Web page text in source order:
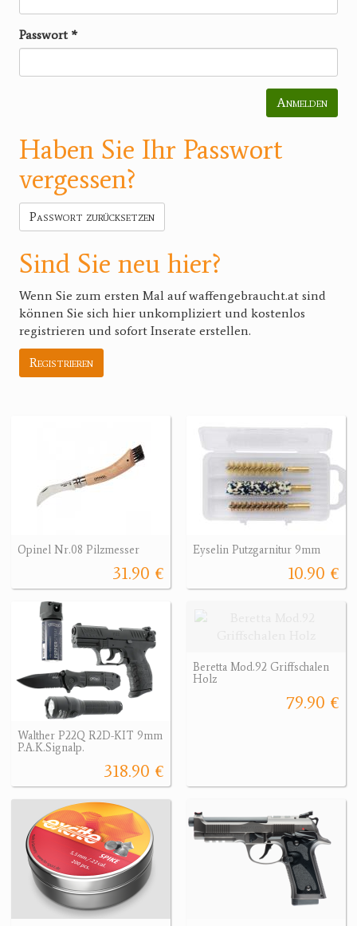
Passwort *
Anmelden
Haben Sie Ihr Passwort
vergessen?
Passwort zurücksetzen
Sind Sie neu hier?
Wenn Sie zum ersten Mal auf waffengebraucht.at sind
können Sie sich hier unkompliziert und kostenlos
registrieren und sofort Inserate erstellen.
Registrieren
Opinel Nr.08 Pilzmesser
31.90 €
Eyselin Putzgarnitur 9mm
10.90 €
Walther P22Q R2D-KIT 9mm
P.A.K.Signalp.
318.90 €
Beretta Mod.92 Griffschalen
Holz
79.90 €